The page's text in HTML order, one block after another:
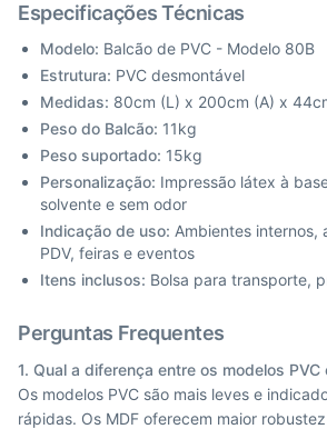
Especificações Técnicas
Modelo: Balcão de PVC - Modelo 80B
Estrutura: PVC desmontável
Medidas: 80cm (L) x 200cm (A) x
Peso do Balcão: 11kg
Peso suportado: 15kg
Personalização: Impressão látex à
solvente e sem odor
Indicação de uso: Ambientes internos,
PDV, feiras e eventos
Itens inclusos: Bolsa para transporte,
Perguntas Frequentes
1. Qual a diferença entre os modelos PVC
Os modelos PVC são mais leves e
rápidas. Os MDF oferecem maior